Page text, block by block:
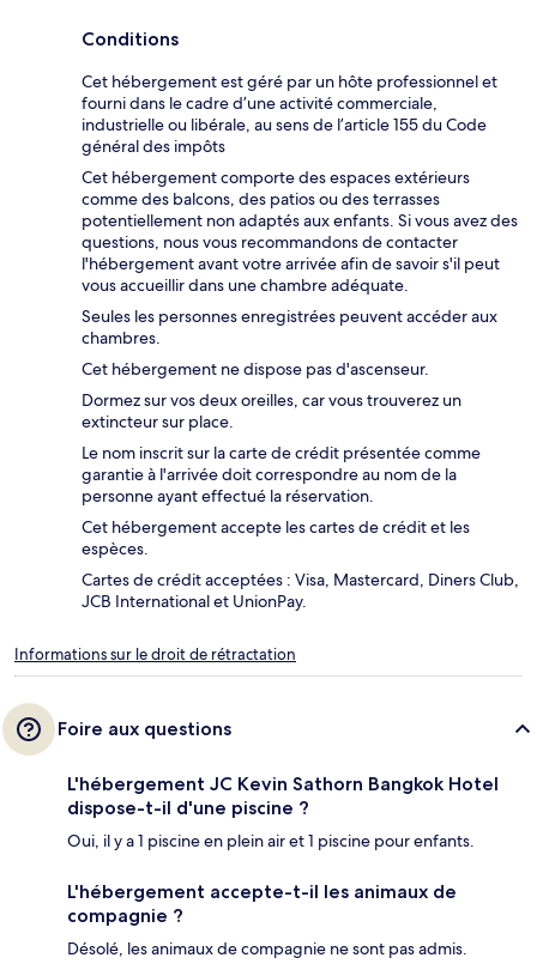
Conditions
Cet hébergement est géré par un hôte professionnel et
fourni dans le cadre d’une activité commerciale,
industrielle ou libérale, au sens de l’article 155 du Code
général des impôts
Cet hébergement comporte des espaces extérieurs
comme des balcons, des patios ou des terrasses
potentiellement non adaptés aux enfants. Si vous avez des
questions, nous vous recommandons de contacter
l'hébergement avant votre arrivée afin de savoir s'il peut
vous accueillir dans une chambre adéquate.
Seules les personnes enregistrées peuvent accéder aux
chambres.
Cet hébergement ne dispose pas d'ascenseur.
Dormez sur vos deux oreilles, car vous trouverez un
extincteur sur place.
Le nom inscrit sur la carte de crédit présentée comme
garantie à l'arrivée doit correspondre au nom de la
personne ayant effectué la réservation.
Cet hébergement accepte les cartes de crédit et les
espèces.
Cartes de crédit acceptées : Visa, Mastercard, Diners Club,
JCB International et UnionPay.
Informations sur le droit de rétractation
Foire aux questions
L'hébergement JC Kevin Sathorn Bangkok Hotel
dispose-t-il d'une piscine ?
Oui, il y a 1 piscine en plein air et 1 piscine pour enfants.
L'hébergement accepte-t-il les animaux de
compagnie ?
Désolé, les animaux de compagnie ne sont pas admis.